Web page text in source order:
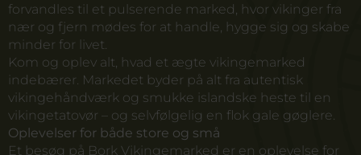
forvandles til et pulserende marked, hvor vikinger fra
nær og fjern mødes for at handle, hygge sig og skabe
minder for livet.
Kom og oplev alt, hvad et ægte vikingemarked
indebærer. Markedet byder på alt fra autentisk
vikingehåndværk og smukke islandske heste til en
vikingetatovør – og selvfølgelig en flok gale gøglere.
Oplevelser for både store og små
Et besøg på Bork Vikingemarked er en oplevelse for